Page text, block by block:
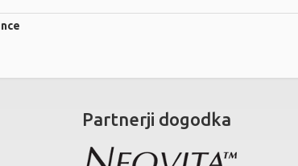
Partnerji dogodka